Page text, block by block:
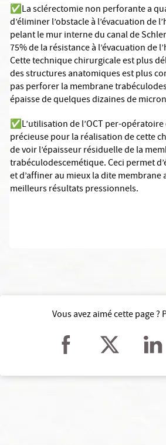
✅La sclérectomie non perforante a
d’éliminer l’obstacle à l’évacuation de
pelant le mur interne du canal de
75% de la résistance à l’évacuation de
Cette technique chirurgicale est plus
des structures anatomiques est plus
pas perforer la membrane
épaisse de quelques dizaines de
✅L’utilisation de l’OCT per-
précieuse pour la réalisation de cette
de voir l’épaisseur résiduelle de la
trabéculodescemétique. Ceci permet
et d’affiner au mieux la dite membrane
meilleurs résultats pressionnels.
Vous avez aimé cette page ?